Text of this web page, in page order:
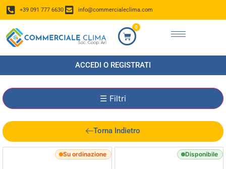
+39 091 777 6630 info@commercialeclima.com
0
ACCEDI O REGISTRATI
Torna Indietro
☰ Filtri
Su ordinazione Disponibile